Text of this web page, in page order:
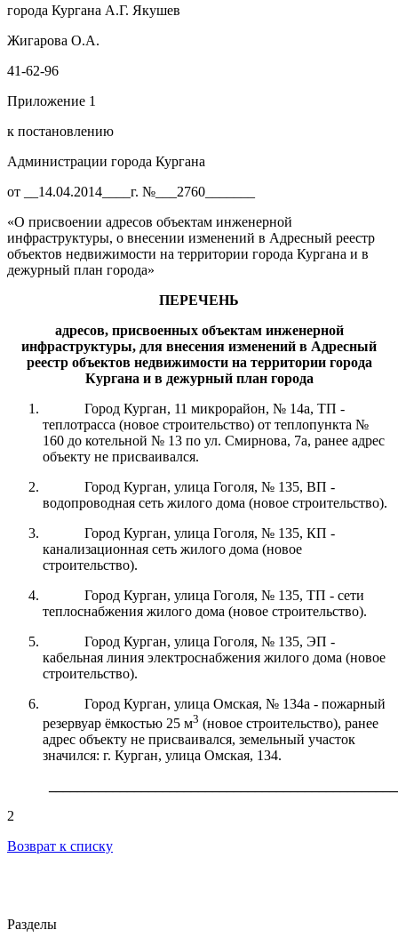
города Кургана А.Г. Якушев
Жигарова О.А.
41-62-96
Приложение 1
к постановлению
Администрации города Кургана
от __14.04.2014____г. №___2760_______
«О присвоении адресов объектам инженерной
инфраструктуры, о внесении изменений в Адресный реестр
объектов недвижимости на территории города Кургана и в
дежурный план города»
ПЕРЕЧЕНЬ
адресов, присвоенных объектам инженерной
инфраструктуры, для внесения изменений в Адресный
реестр объектов недвижимости на территории города
Кургана и в дежурный план города
Город Курган, 11 микрорайон, № 14а, ТП -
теплотрасса (новое строительство) от теплопункта №
160 до котельной № 13 по ул. Смирнова, 7а, ранее адрес
объекту не присваивался.
Город Курган, улица Гоголя, № 135, ВП -
водопроводная сеть жилого дома (новое строительство).
Город Курган, улица Гоголя, № 135, КП -
канализационная сеть жилого дома (новое
строительство).
Город Курган, улица Гоголя, № 135, ТП - сети
теплоснабжения жилого дома (новое строительство).
Город Курган, улица Гоголя, № 135, ЭП -
кабельная линия электроснабжения жилого дома (новое
строительство).
Город Курган, улица Омская, № 134а - пожарный
резервуар ёмкостью 25 м3 (новое строительство), ранее
адрес объекту не присваивался, земельный участок
значился: г. Курган, улица Омская, 134.
2
Возврат к списку
Разделы